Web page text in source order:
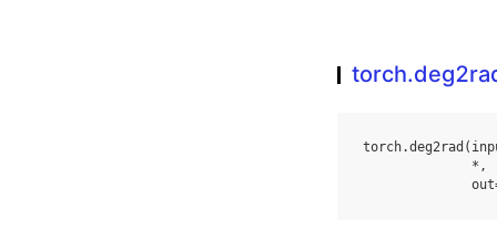
torch.deg2rad (
* ,
out